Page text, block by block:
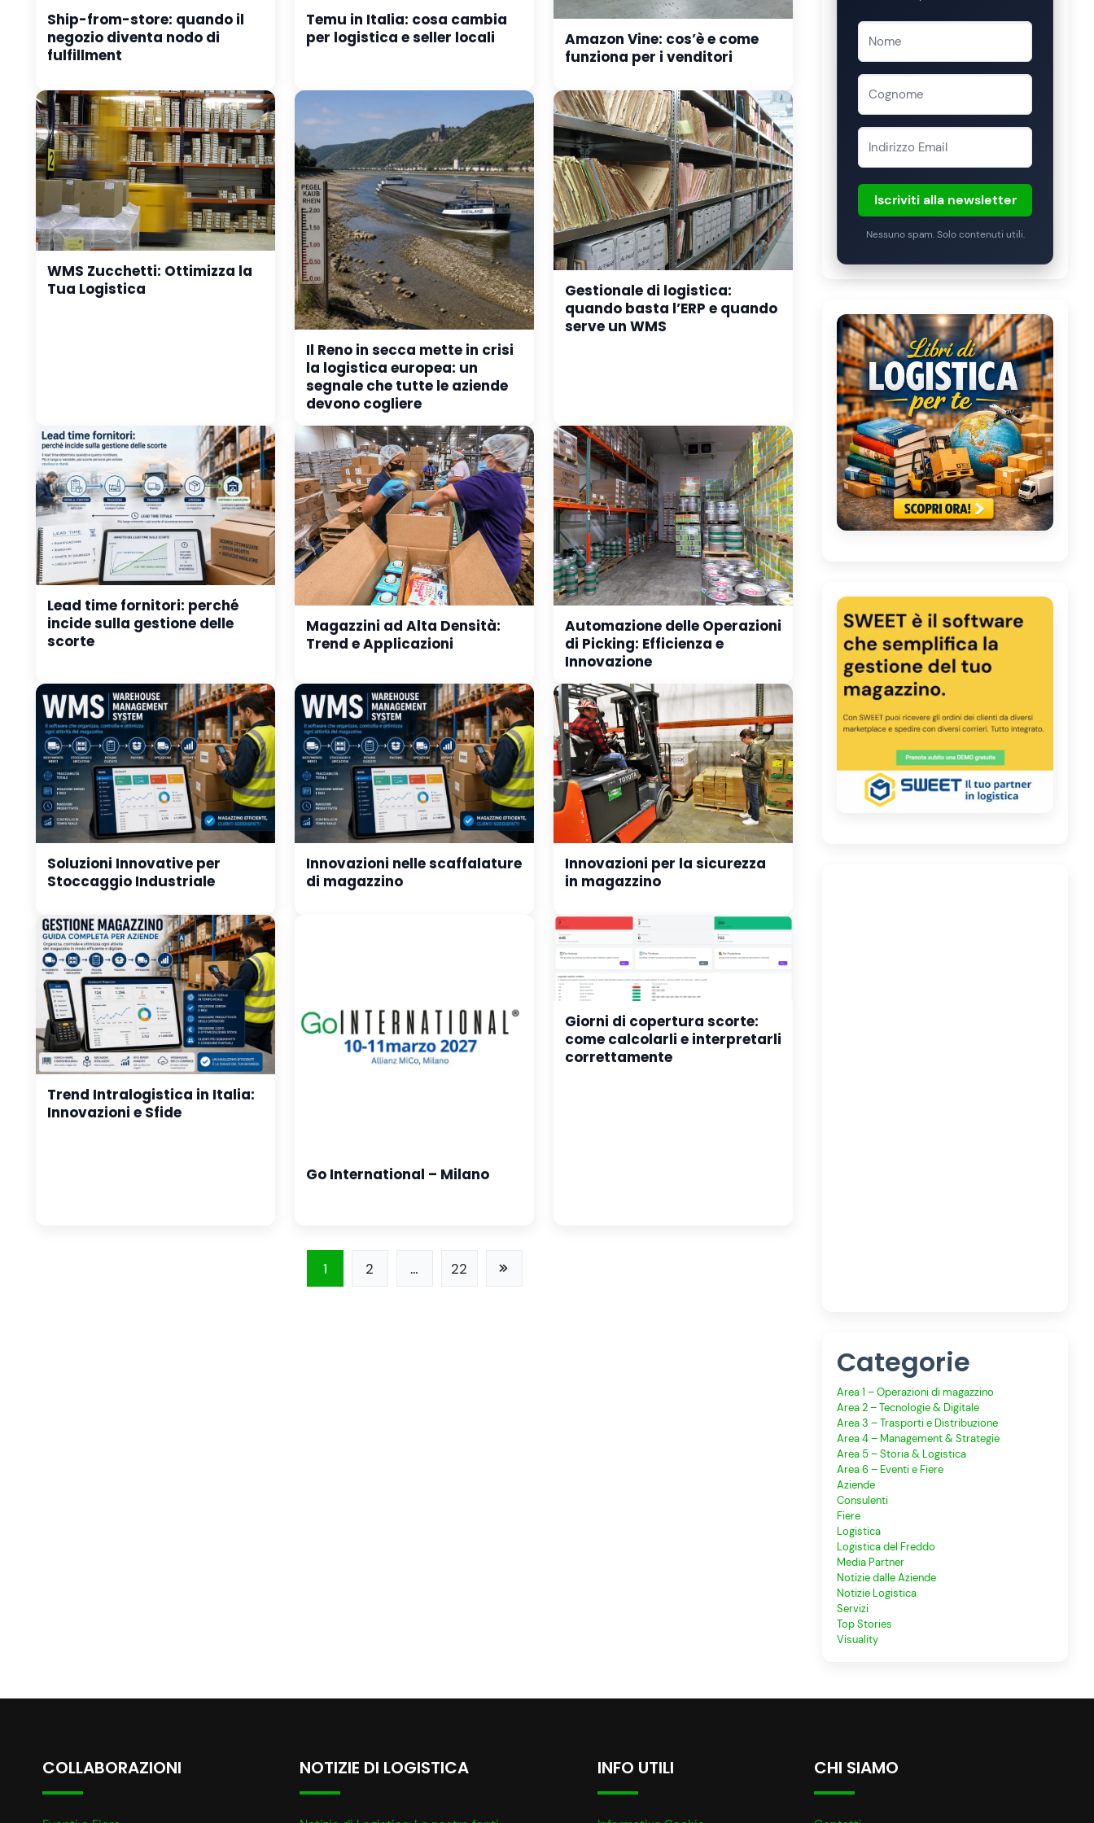
Ship-from-store: quando il
negozio diventa nodo di
fulfillment
Temu in Italia: cosa cambia
per logistica e seller locali
Amazon Vine: cos’è e come
funziona per i venditori
WMS Zucchetti: Ottimizza la
Tua Logistica
Il Reno in secca mette in crisi
la logistica europea: un
segnale che tutte le aziende
devono cogliere
Gestionale di logistica:
quando basta l’ERP e quando
serve un WMS
Lead time fornitori: perché
incide sulla gestione delle
scorte
Magazzini ad Alta Densità:
Trend e Applicazioni
Automazione delle Operazioni
di Picking: Efficienza e
Innovazione
Soluzioni Innovative per
Stoccaggio Industriale
Innovazioni nelle scaffalature
di magazzino
Innovazioni per la sicurezza
in magazzino
Trend Intralogistica in Italia:
Innovazioni e Sfide
Go International – Milano
Giorni di copertura scorte:
come calcolarli e interpretarli
correttamente
1 2 … 22
Iscriviti alla newsletter
Nessuno spam. Solo contenuti utili.
Categorie
Area 1 – Operazioni di magazzino
Area 2 – Tecnologie & Digitale
Area 3 – Trasporti e Distribuzione
Area 4 – Management & Strategie
Area 5 – Storia & Logistica
Area 6 – Eventi e Fiere
Aziende
Consulenti
Fiere
Logistica
Logistica del Freddo
Media Partner
Notizie dalle Aziende
Notizie Logistica
Servizi
Top Stories
Visuality
COLLABORAZIONI NOTIZIE DI LOGISTICA INFO UTILI CHI SIAMO